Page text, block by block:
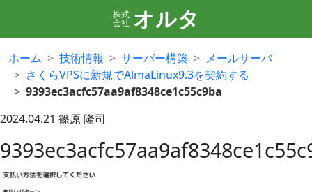
株式
会社 オルタ
ホーム 技術情報 サーバー構築
メールサーバ
さくらVPSに新規でAlmaLinux9.3を契約する
9393ec3acfc57aa9af8348ce1c55c9ba
2024.04.21 篠原 隆司